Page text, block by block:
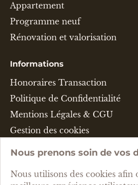
Appartement
Programme neuf
Rénovation et valorisation
Informations
Honoraires Transaction
Politique de Confidentialité
Mentions Légales & CGU
Gestion des cookies
Langue
Nous prenons soin de vos
Nous utilisons des cookies